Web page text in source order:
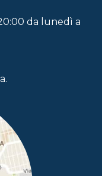
da lunedì a